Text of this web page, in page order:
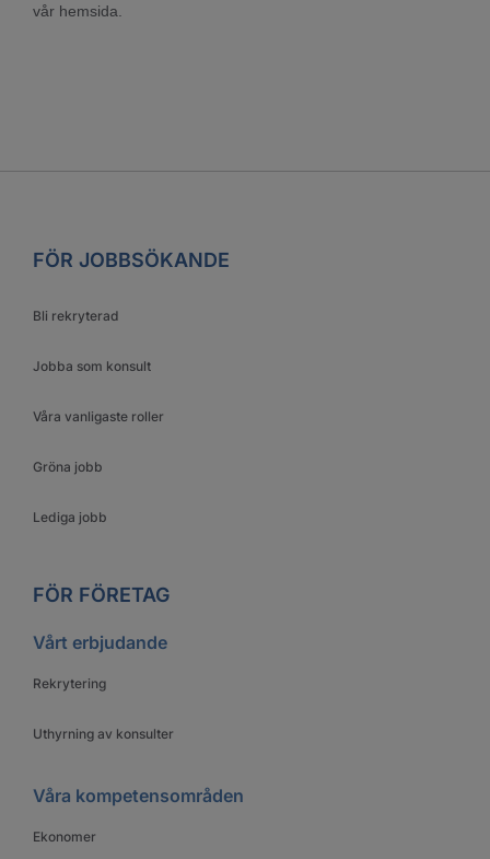
vår hemsida.
FÖR JOBBSÖKANDE
Bli rekryterad
Jobba som konsult
Våra vanligaste roller
Gröna jobb
Lediga jobb
FÖR FÖRETAG
Vårt erbjudande
Rekrytering
Uthyrning av konsulter
Våra kompetensområden
Ekonomer